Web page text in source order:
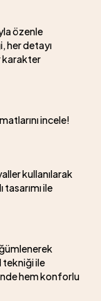
özenle
her detayı
karakter
incele!
kullanılarak
ile
ile
hem konforlu